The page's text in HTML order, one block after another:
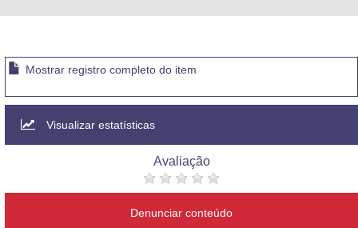
Mostrar registro completo do item
Visualizar estatísticas
Avaliação
Denunciar conteúdo